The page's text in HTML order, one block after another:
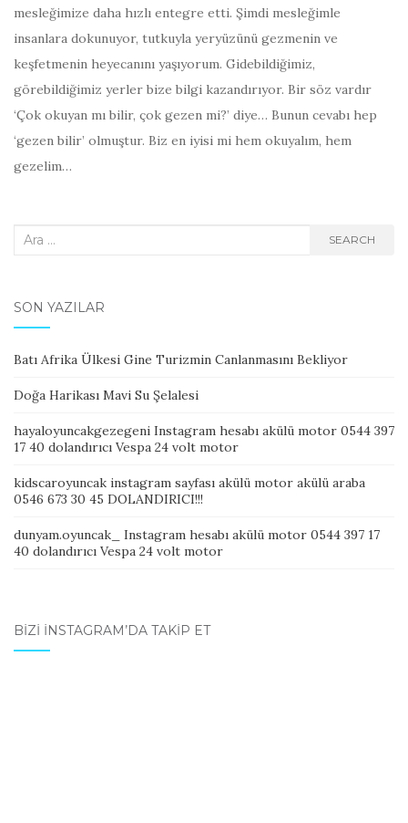
mesleğimize daha hızlı entegre etti. Şimdi mesleğimle
insanlara dokunuyor, tutkuyla yeryüzünü gezmenin ve
keşfetmenin heyecanını yaşıyorum. Gidebildiğimiz,
görebildiğimiz yerler bize bilgi kazandırıyor. Bir söz vardır
‘Çok okuyan mı bilir, çok gezen mi?’ diye… Bunun cevabı hep
‘gezen bilir’ olmuştur. Biz en iyisi mi hem okuyalım, hem
gezelim…
Search
SEARCH
SON YAZILAR
Batı Afrika Ülkesi Gine Turizmin Canlanmasını Bekliyor
Doğa Harikası Mavi Su Şelalesi
hayaloyuncakgezegeni Instagram hesabı akülü motor 0544 397
17 40 dolandırıcı Vespa 24 volt motor
kidscaroyuncak instagram sayfası akülü motor akülü araba
0546 673 30 45 DOLANDIRICI!!!
dunyam.oyuncak_ Instagram hesabı akülü motor 0544 397 17
40 dolandırıcı Vespa 24 volt motor
BIZI İNSTAGRAM’DA TAKIP ET